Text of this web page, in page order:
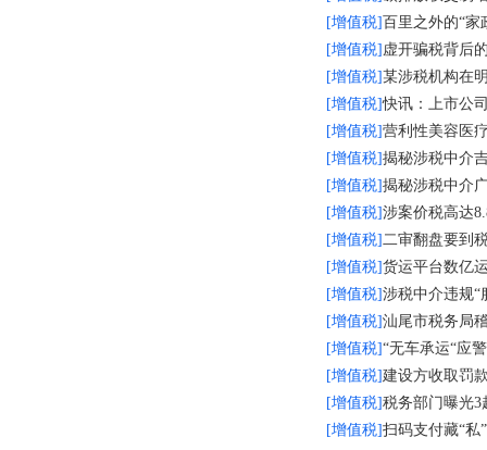
[增值税]百里之外的“
[增值税] 虚开骗税背后
[增值税]某涉税机构在
[增值税]快讯：上市公
[增值税]营利性美容医
[增值税]揭秘涉税中介
[增值税]揭秘涉税中介
[增值税]涉案价税高达
[增值税]二审翻盘要到
[增值税]货运平台数亿
[增值税]涉税中介违规
[增值税]汕尾市税务局
[增值税]“无车承运“应
[增值税]建设方收取罚
[增值税]税务部门曝光3
[增值税]扫码支付藏“